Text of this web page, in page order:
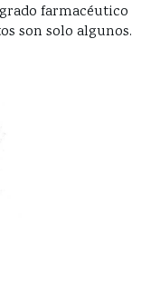
farmacéutico
son solo algunos.